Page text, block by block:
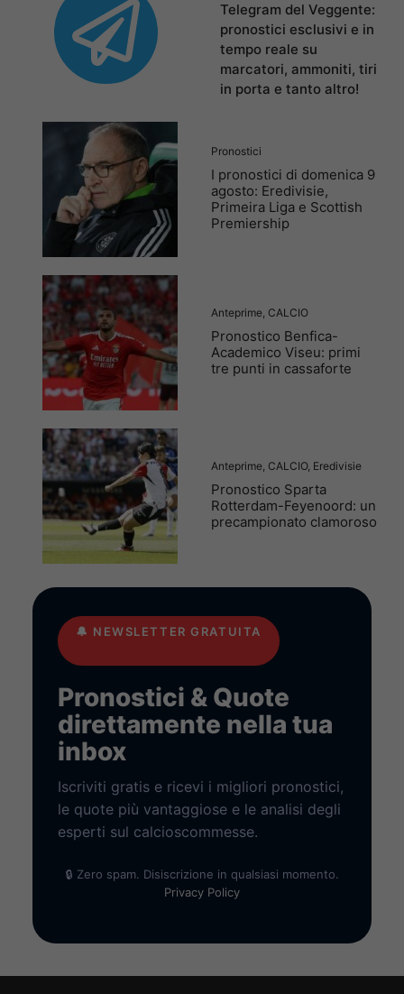
Telegram del Veggente:
pronostici esclusivi e in
tempo reale su
marcatori, ammoniti, tiri
in porta e tanto altro!
Pronostici
I pronostici di domenica 9
agosto: Eredivisie,
Primeira Liga e Scottish
Premiership
Anteprime CALCIO
Pronostico Benfica-
Academico Viseu: primi
tre punti in cassaforte
Anteprime CALCIO, Eredivisie
Pronostico Sparta
Rotterdam-Feyenoord: un
precampionato clamoroso
🔔 NEWSLETTER GRATUITA
Pronostici & Quote
direttamente nella tua
inbox
Iscriviti gratis e ricevi i migliori pronostici,
le quote più vantaggiose e le analisi degli
esperti sul calcioscommesse.
🔒 Zero spam. Disiscrizione in qualsiasi momento.
Privacy Policy